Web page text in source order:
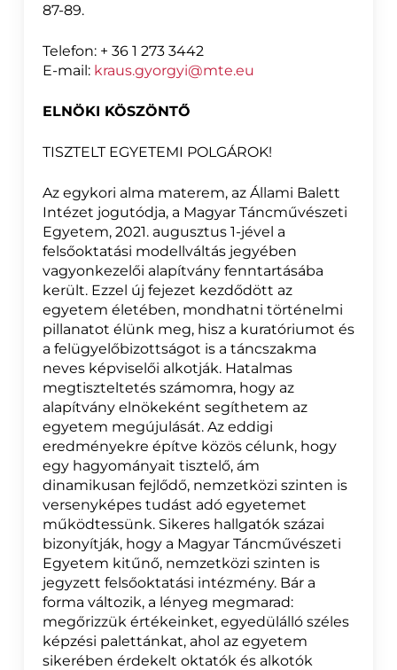
87-89.
Telefon: + 36 1 273 3442
E-mail: kraus.gyorgyi@mte.eu
ELNÖKI KÖSZÖNTŐ
TISZTELT EGYETEMI POLGÁROK!
Az egykori alma materem, az Állami Balett
Intézet jogutódja, a Magyar Táncművészeti
Egyetem, 2021. augusztus 1-jével a
felsőoktatási modellváltás jegyében
vagyonkezelői alapítvány fenntartásába
került. Ezzel új fejezet kezdődött az
egyetem életében, mondhatni történelmi
pillanatot élünk meg, hisz a kuratóriumot és
a felügyelőbizottságot is a táncszakma
neves képviselői alkotják. Hatalmas
megtiszteltetés számomra, hogy az
alapítvány elnökeként segíthetem az
egyetem megújulását. Az eddigi
eredményekre építve közös célunk, hogy
egy hagyományait tisztelő, ám
dinamikusan fejlődő, nemzetközi szinten is
versenyképes tudást adó egyetemet
működtessünk. Sikeres hallgatók százai
bizonyítják, hogy a Magyar Táncművészeti
Egyetem kitűnő, nemzetközi szinten is
jegyzett felsőoktatási intézmény. Bár a
forma változik, a lényeg megmarad:
megőrizzük értékeinket, egyedülálló széles
képzési palettánkat, ahol az egyetem
sikerében érdekelt oktatók és alkotók